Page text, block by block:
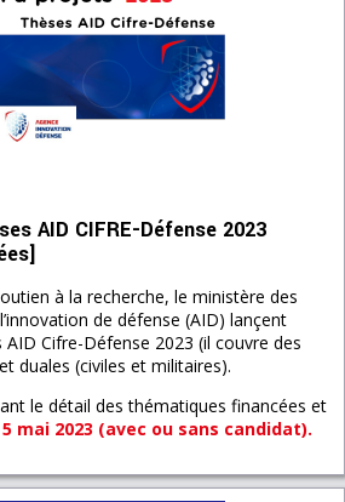
AID CIFRE-Défense 2023
à la recherche, le ministère des
de défense (AID) lançent
Cifre-Défense 2023 (il couvre des
duales (civiles et militaires).
le détail des thématiques financées et
mai 2023 (avec ou sans candidat).